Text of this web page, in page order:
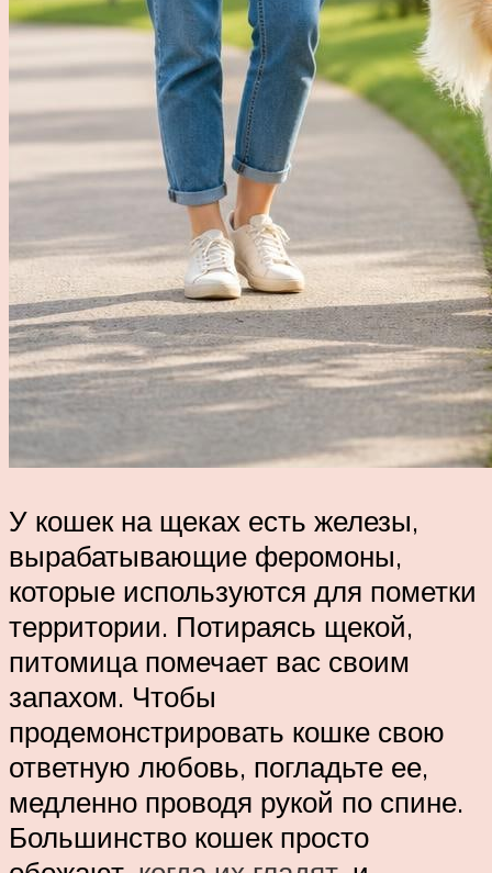
У кошек на щеках есть железы,
вырабатывающие феромоны,
которые используются для пометки
территории. Потираясь щекой,
питомица помечает вас своим
запахом. Чтобы
продемонстрировать кошке свою
ответную любовь, погладьте ее,
медленно проводя рукой по спине.
Большинство кошек просто